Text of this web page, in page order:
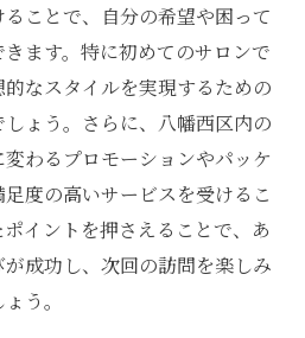
ことで、自分の希望や困って
ます。特に初めてのサロンで
なスタイルを実現するための
ょう。さらに、八幡西区内の
わるプロモーションやパッケ
度の高いサービスを受けるこ
イントを押さえることで、あ
成功し、次回の訪問を楽しみ
う。